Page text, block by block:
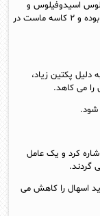
اسیدوفیلوس و
بیفیدوباکتریوم هستند، برای درمان خانگی اسهال مفید بوده و ۲ کاسه ماست در
پکتین زیاد،
را می کاهد.
شود.
کرد و یک عامل
گردند.
و ۲ بار در روز بخورید اسهال را کاهش می